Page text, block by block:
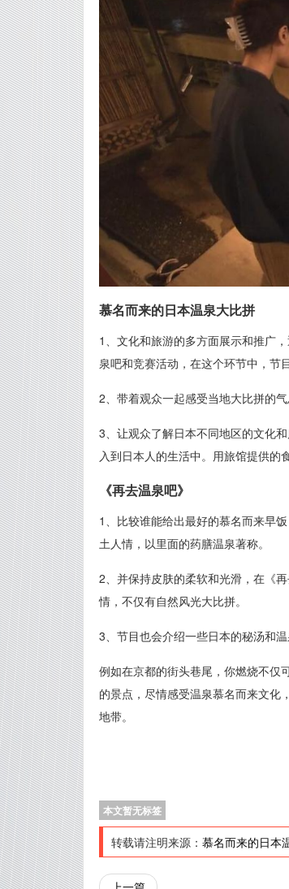
慕名而来的日本温泉大比拼
1、文化和旅游的多方面展示和推广
泉吧和竞赛活动，在这个环节中，节
2、带着观众一起感受当地大比拼的
3、让观众了解日本不同地区的文化
入到日本人的生活中。用旅馆提供的
《再去温泉吧》
1、比较谁能给出最好的慕名而来早
土人情，以里面的药膳温泉著称。
2、并保持皮肤的柔软和光滑，在《
情，不仅有自然风光大比拼。
3、节目也会介绍一些日本的秘汤和
例如在京都的街头巷尾，你燃烧不仅
的景点，尽情感受温泉慕名而来文化
地带。
本文暂无标签
转载请注明来源： 慕名而来的日本